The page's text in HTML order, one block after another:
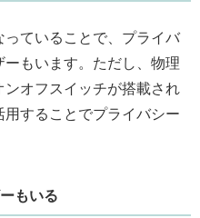
ていることで、プライバ
もいます。ただし、物理
オフスイッチが搭載され
することでプライバシー
もいる